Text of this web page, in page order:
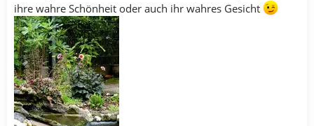
ihre wahre Schönheit oder auch ihr wahres Gesicht